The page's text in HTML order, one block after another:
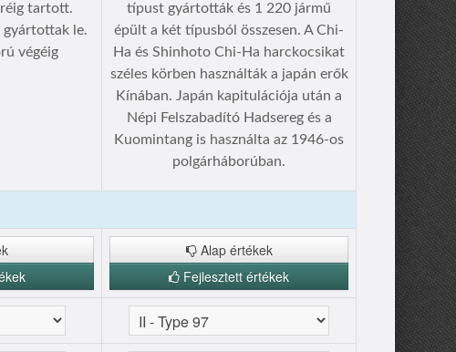
tartott.
gyártottak le.
végéig
típust gyártották és 1 220 jármű
épült a két típusból összesen. A Chi-
Ha és Shinhoto Chi-Ha harckocsikat
széles körben használták a japán erők
Kínában. Japán kapitulációja után a
Népi Felszabadító Hadsereg és a
Kuomintang is használta az 1946-os
polgárháborúban.
Alap értékek
Fejlesztett értékek